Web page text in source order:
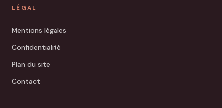
LÉGAL
Mentions légales
Confidentialité
Plan du site
Contact